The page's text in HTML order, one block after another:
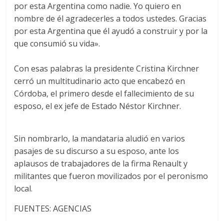
por esta Argentina como nadie. Yo quiero en
nombre de él agradecerles a todos ustedes. Gracias
por esta Argentina que él ayudó a construir y por la
que consumió su vida».
Con esas palabras la presidente Cristina Kirchner
cerró un multitudinario acto que encabezó en
Córdoba, el primero desde el fallecimiento de su
esposo, el ex jefe de Estado Néstor Kirchner.
Sin nombrarlo, la mandataria aludió en varios
pasajes de su discurso a su esposo, ante los
aplausos de trabajadores de la firma Renault y
militantes que fueron movilizados por el peronismo
local.
FUENTES: AGENCIAS